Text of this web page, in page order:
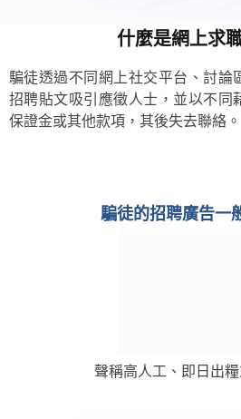
什麼是網上求
騙徒透過不同網上社交平台、討論
招聘貼文吸引應徵人士，並以不同
保證金或其他款項，其後失去聯絡。
騙徒的招聘廣告一
聲稱高人工、即日出